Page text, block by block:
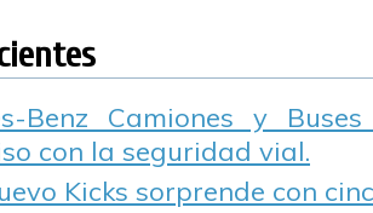
Benz Camiones y
con la seguridad vial.
Kicks sorprende con